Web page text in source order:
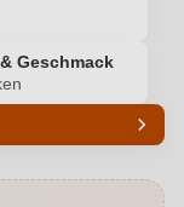
Geschmack